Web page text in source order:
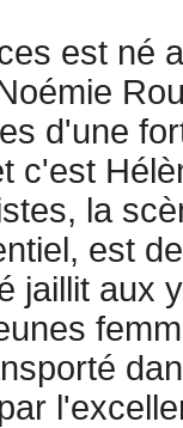
est né
d'une
c'est
la
est
jaillit aux